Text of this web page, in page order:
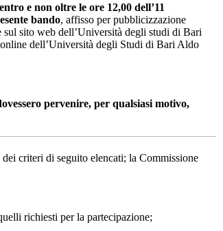
e non oltre le ore 12,00 dell’11
bando, affisso per pubblicizzazione
sito web dell’Università degli studi di Bari
dell’Università degli Studi di Bari Aldo
pervenire, per qualsiasi motivo,
criteri di seguito elencati; la Commissione
richiesti per la partecipazione;